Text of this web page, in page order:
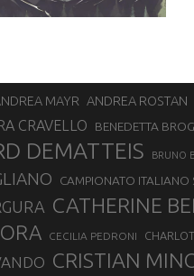
MAYR ANDREA ROSTAN
CRAVELLO BENEDETTA
DEMATTEIS BRUNO
CAMPIONATO ITALIANO
CATHERINE
CECILIA PEDRONI
CRISTIAN